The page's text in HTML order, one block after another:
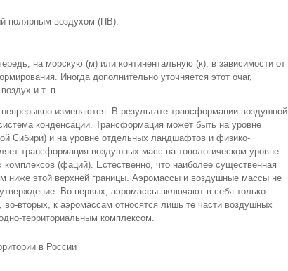
полярным воздухом (ПВ).
на морскую (м) или континентальную (к), в зависимости от
Иногда дополнительно уточняется этот очаг,
и т. п.
изменяются. В результате трансформации воздушной
конденсации. Трансформация может быть на уровне
Сибири) и на уровне отдельных ландшафтов и физико-
трансформация воздушных масс на топологическом уровне
(фаций). Естественно, что наиболее существенная
ниже этой верхней границы. Аэромассы и воздушные массы не
Во-первых, аэромассы включают в себя только
вторых, к аэромассам относятся лишь те части воздушных
территориальным комплексом.
в России